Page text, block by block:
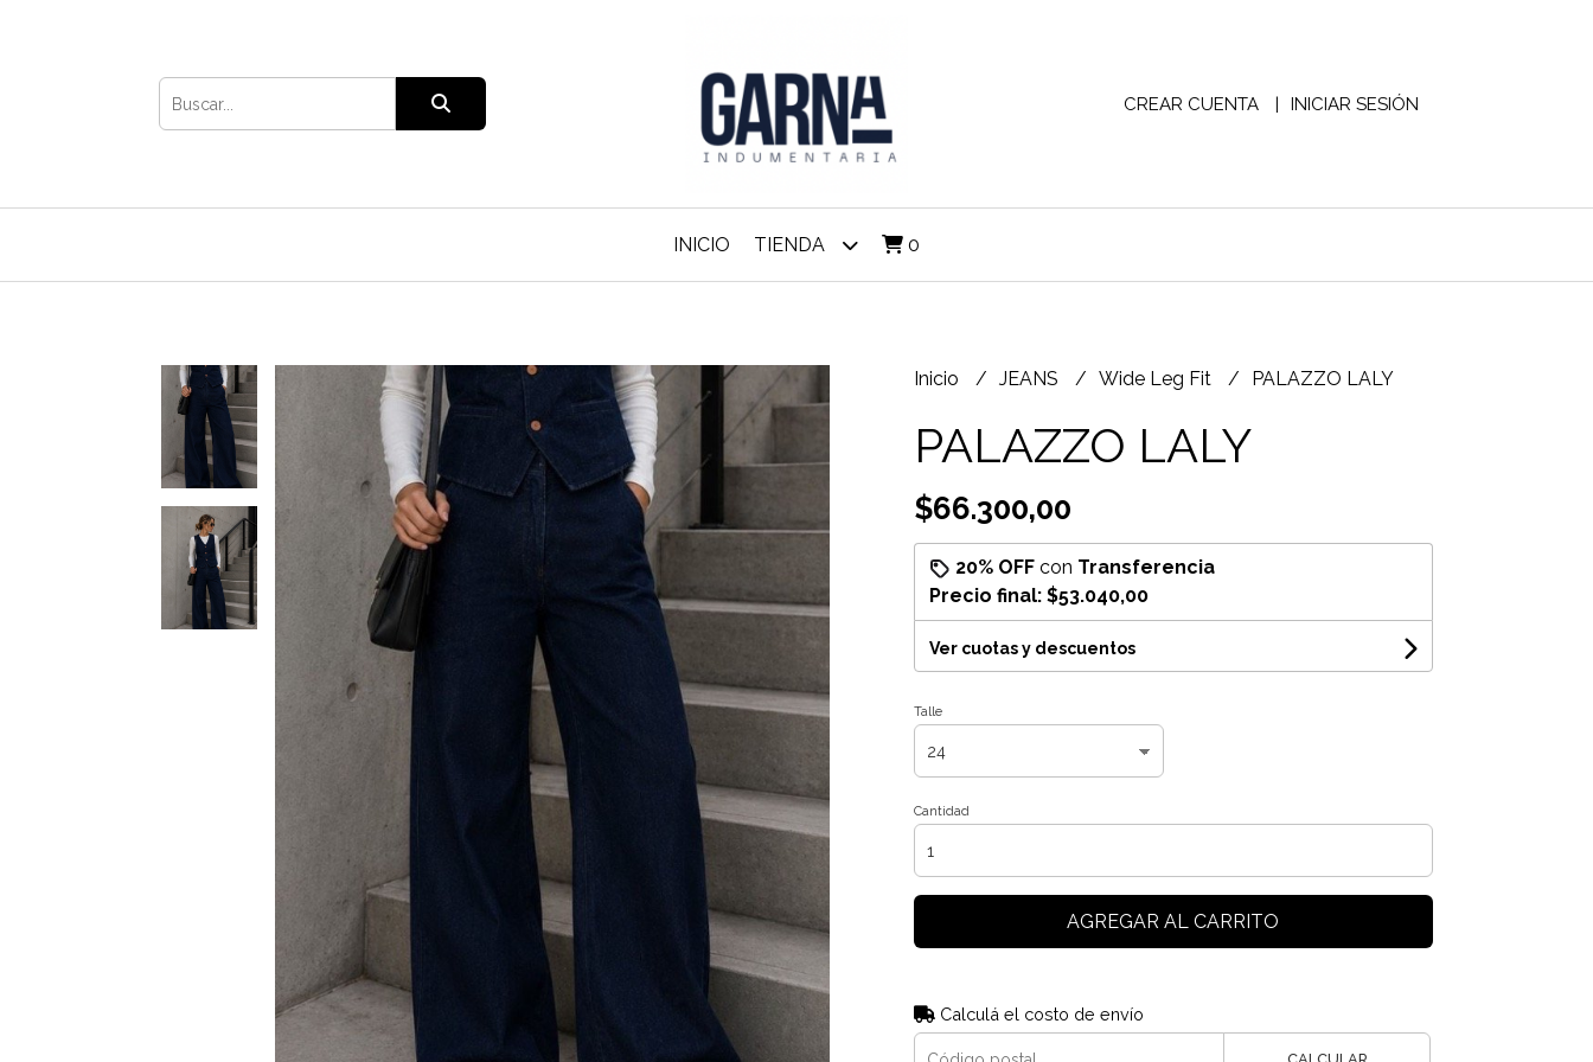
CREAR CUENTA INICIAR SESIÓN
INICIO TIENDA 0
Inicio JEANS Wide Leg Fit PALAZZO LALY
PALAZZO LALY
$66.300,00
20% OFFcon Transferencia
Precio final: $53.040,00
Ver cuotas y descuentos
Talle
Cantidad
AGREGAR AL CARRITO
Calculá el costo de envío